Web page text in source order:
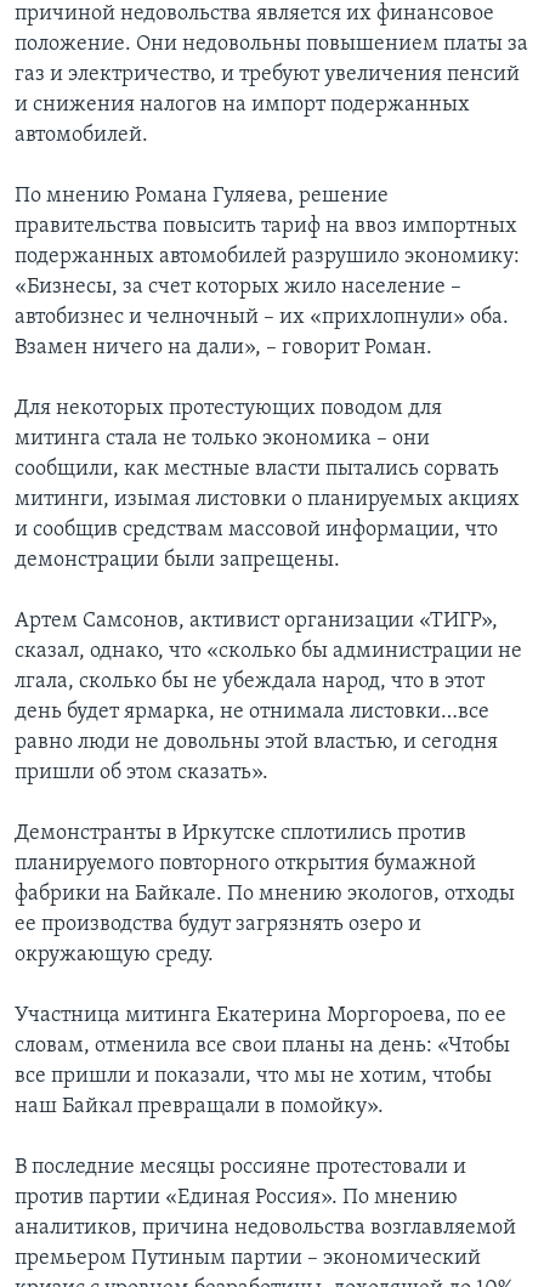
причиной недовольства является их финансовое
положение. Они недовольны повышением платы за
газ и электричество, и требуют увеличения пенсий
и снижения налогов на импорт подержанных
автомобилей.
По мнению Романа Гуляева, решение
правительства повысить тариф на ввоз импортных
подержанных автомобилей разрушило экономику:
«Бизнесы, за счет которых жило население –
автобизнес и челночный – их «прихлопнули» оба.
Взамен ничего на дали», – говорит Роман.
Для некоторых протестующих поводом для
митинга стала не только экономика – они
сообщили, как местные власти пытались сорвать
митинги, изымая листовки о планируемых акциях
и сообщив средствам массовой информации, что
демонстрации были запрещены.
Артем Самсонов, активист организации «ТИГР»,
сказал, однако, что «сколько бы администрации не
лгала, сколько бы не убеждала народ, что в этот
день будет ярмарка, не отнимала листовки…все
равно люди не довольны этой властью, и сегодня
пришли об этом сказать».
Демонстранты в Иркутске сплотились против
планируемого повторного открытия бумажной
фабрики на Байкале. По мнению экологов, отходы
ее производства будут загрязнять озеро и
окружающую среду.
Участница митинга Екатерина Моргороева, по ее
словам, отменила все свои планы на день: «Чтобы
все пришли и показали, что мы не хотим, чтобы
наш Байкал превращали в помойку».
В последние месяцы россияне протестовали и
против партии «Единая Россия». По мнению
аналитиков, причина недовольства возглавляемой
премьером Путиным партии – экономический